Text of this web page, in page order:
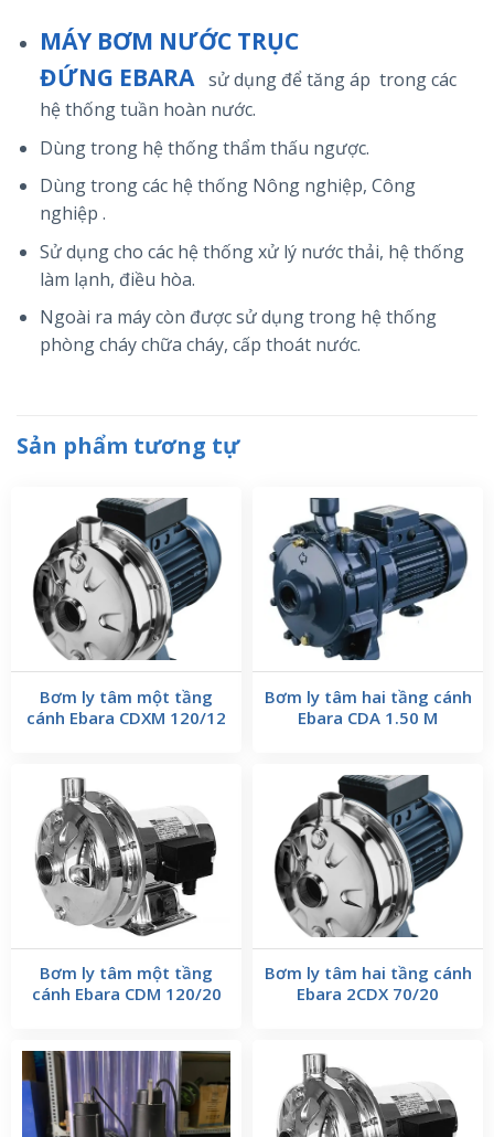
MÁY BƠM NƯỚC TRỤC
ĐỨNG EBARA sử dụng để tăng áp trong các
hệ thống tuần hoàn nước.
Dùng trong hệ thống thẩm thấu ngược.
Dùng trong các hệ thống Nông nghiệp, Công
nghiệp .
Sử dụng cho các hệ thống xử lý nước thải, hệ thống
làm lạnh, điều hòa.
Ngoài ra máy còn được sử dụng trong hệ thống
phòng cháy chữa cháy, cấp thoát nước.
Sản phẩm tương tự
Bơm ly tâm một tầng
cánh Ebara CDXM 120/12
Bơm ly tâm hai tầng cánh
Ebara CDA 1.50 M
Bơm ly tâm một tầng
cánh Ebara CDM 120/20
Bơm ly tâm hai tầng cánh
Ebara 2CDX 70/20